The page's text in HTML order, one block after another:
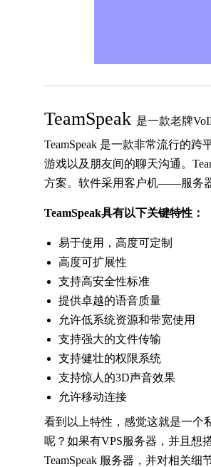
TeamSpeak 是一款老牌
TeamSpeak 是一款非常流行的
游戏以及朋友间的聊天沟通。
方案。软件采用客户机——服务
TeamSpeak具有以下关键特性：
易于使用，高度可定制
高度可扩展性
支持高安全性标准
提供卓越的语音质量
允许低系统资源和带宽使用
支持强大的文件传输
支持健壮的权限系统
支持惊人的3D声音效果
允许移动连接
看到以上特性，感觉这就是一个
呢？如果有VPS服务器，并且想
TeamSpeak 服务器，并对相关细